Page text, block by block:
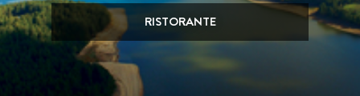
RISTORANTE